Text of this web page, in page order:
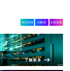
相关舆情 AI解读 生成海报